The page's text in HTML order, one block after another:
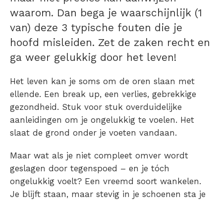
waarom. Dan bega je waarschijnlijk (1
van) deze 3 typische fouten die je
hoofd misleiden. Zet de zaken recht en
ga weer gelukkig door het leven!
Het leven kan je soms om de oren slaan met
ellende. Een break up, een verlies, gebrekkige
gezondheid. Stuk voor stuk overduidelijke
aanleidingen om je ongelukkig te voelen. Het
slaat de grond onder je voeten vandaan.
Maar wat als je niet compleet omver wordt
geslagen door tegenspoed – en je tóch
ongelukkig voelt? Een vreemd soort wankelen.
Je blijft staan, maar stevig in je schoenen sta je